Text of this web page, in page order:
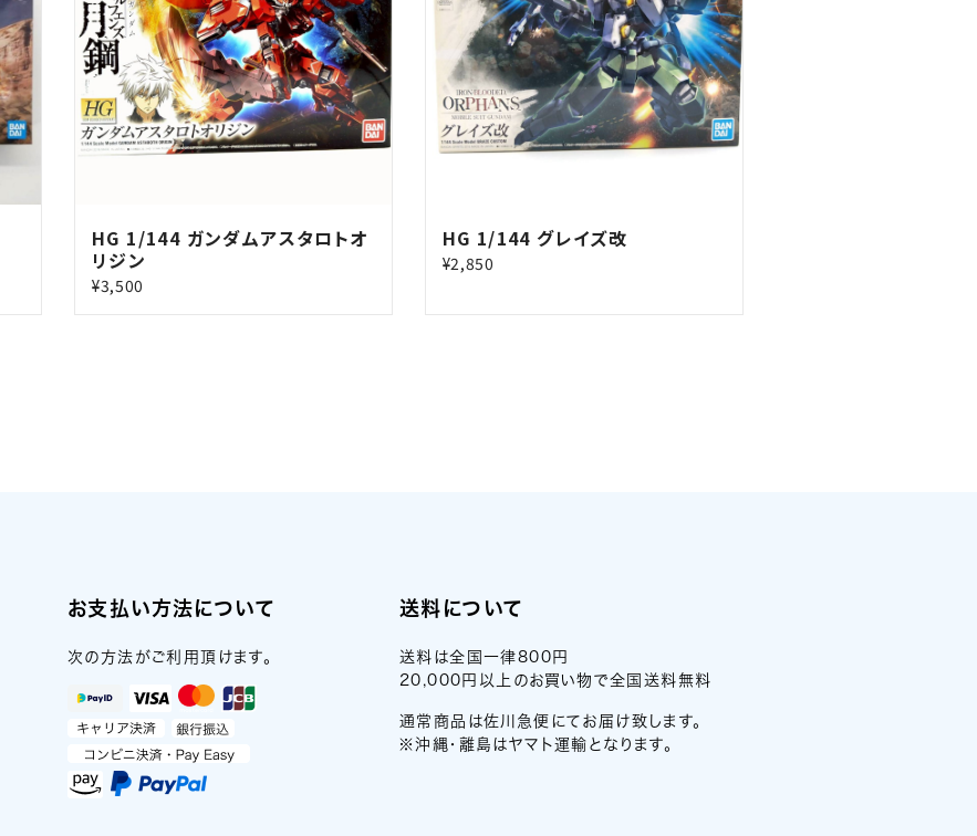
HG 1/144 ガンダムアスタロトオ
リジン
¥3,500
HG 1/144 グレイズ改
¥2,850
お支払い方法について
次の方法がご利用頂けます。
送料について
送料は全国一律800円
20,000円以上のお買い物で全国送料無料
通常商品は佐川急便にてお届け致します。
※沖縄・離島はヤマト運輸となります。